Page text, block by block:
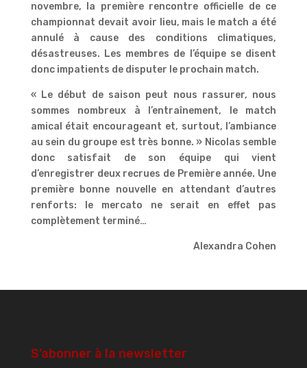
novembre, la première rencontre officielle de ce
championnat devait avoir lieu, mais le match a été
annulé à cause des conditions climatiques,
désastreuses. Les membres de l’équipe se disent
donc impatients de disputer le prochain match.
« Le début de saison peut nous rassurer, nous
sommes nombreux à l’entraînement, le match
amical était encourageant et, surtout, l’ambiance
au sein du groupe est très bonne. » Nicolas semble
donc satisfait de son équipe qui vient
d’enregistrer deux recrues de Première année. Une
première bonne nouvelle en attendant d’autres
renforts: le mercato ne serait en effet pas
complètement terminé…
Alexandra Cohen
S’abonner à la newsletter